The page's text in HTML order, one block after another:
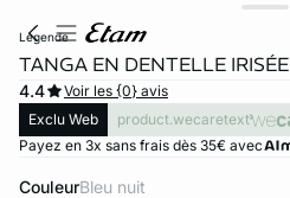
legende
TANGA EN DENTELLE IRISÉE
4.4
Voir les {0} avis
Exclu Web
product.wecaretext
Payez en 3x sans frais dès 35€ avec
Couleur bleu nuit